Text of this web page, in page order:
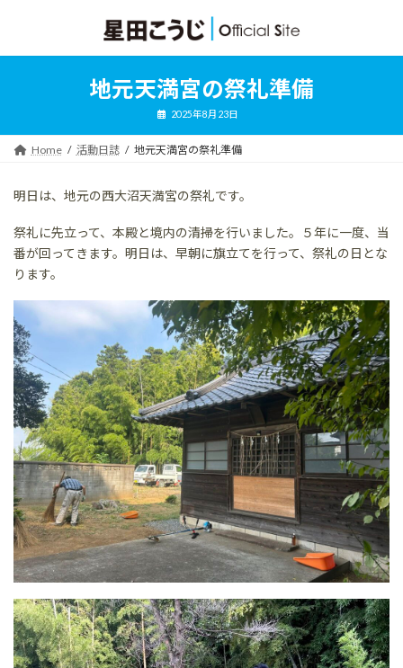
ン
ッ
ー
移
地元天満宮の祭礼準備
2025年8月23日
Home 活動日誌 地元天満宮の祭礼準備
明日は、地元の西大沼天満宮の祭礼です。
祭礼に先立って、本殿と境内の清掃を行いました。５年に一度、当
番が回ってきます。明日は、早朝に旗立てを行って、祭礼の日とな
ります。